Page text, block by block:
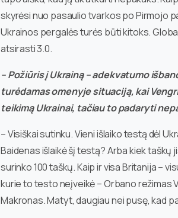
skyrėsi nuo pasaulio tvarkos po Pirmojo
Ukrainos pergalės turės būti kitoks.
atsirasti 3.0.
– Požiūris į Ukrainą – adekvatumo
turėdamas omenyje situaciją, kai
teikimą Ukrainai, tačiau to padaryti
– Visiškai sutinku. Vieni išlaiko testą dėl
Baidenas išlaikė šį testą? Arba kiek
surinko 100 taškų. Kaip ir visa Britanija –
kurie to testo neįveikė – Orbano režimas
Makronas. Matyt, daugiau nei pusę, kad